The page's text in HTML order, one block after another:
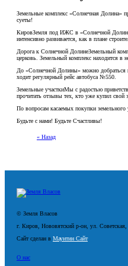
Земельные комплекс «Солнечная Долина»
суеты!
КировЗемля под ИЖС в «Солнечной
интенсивно развивается, как в плане
Дорога к Солнечной ДолинеЗемельный
церковь. Земельный комплекс находится в
До «Солнечной Долины» можно добраться
ходит регулярный рейс автобуса №550.
Земельные участкиМы с радостью
прочитать отзывы тех, кто уже купил свой
По вопросам касаемых покупки
Будьте с нами! Будьте Счастливы!
« Назад
© Земля Власов
г. Киров, Нововятский р-он, ул.
Сайт сделан в Маунтин Сайт
О нас